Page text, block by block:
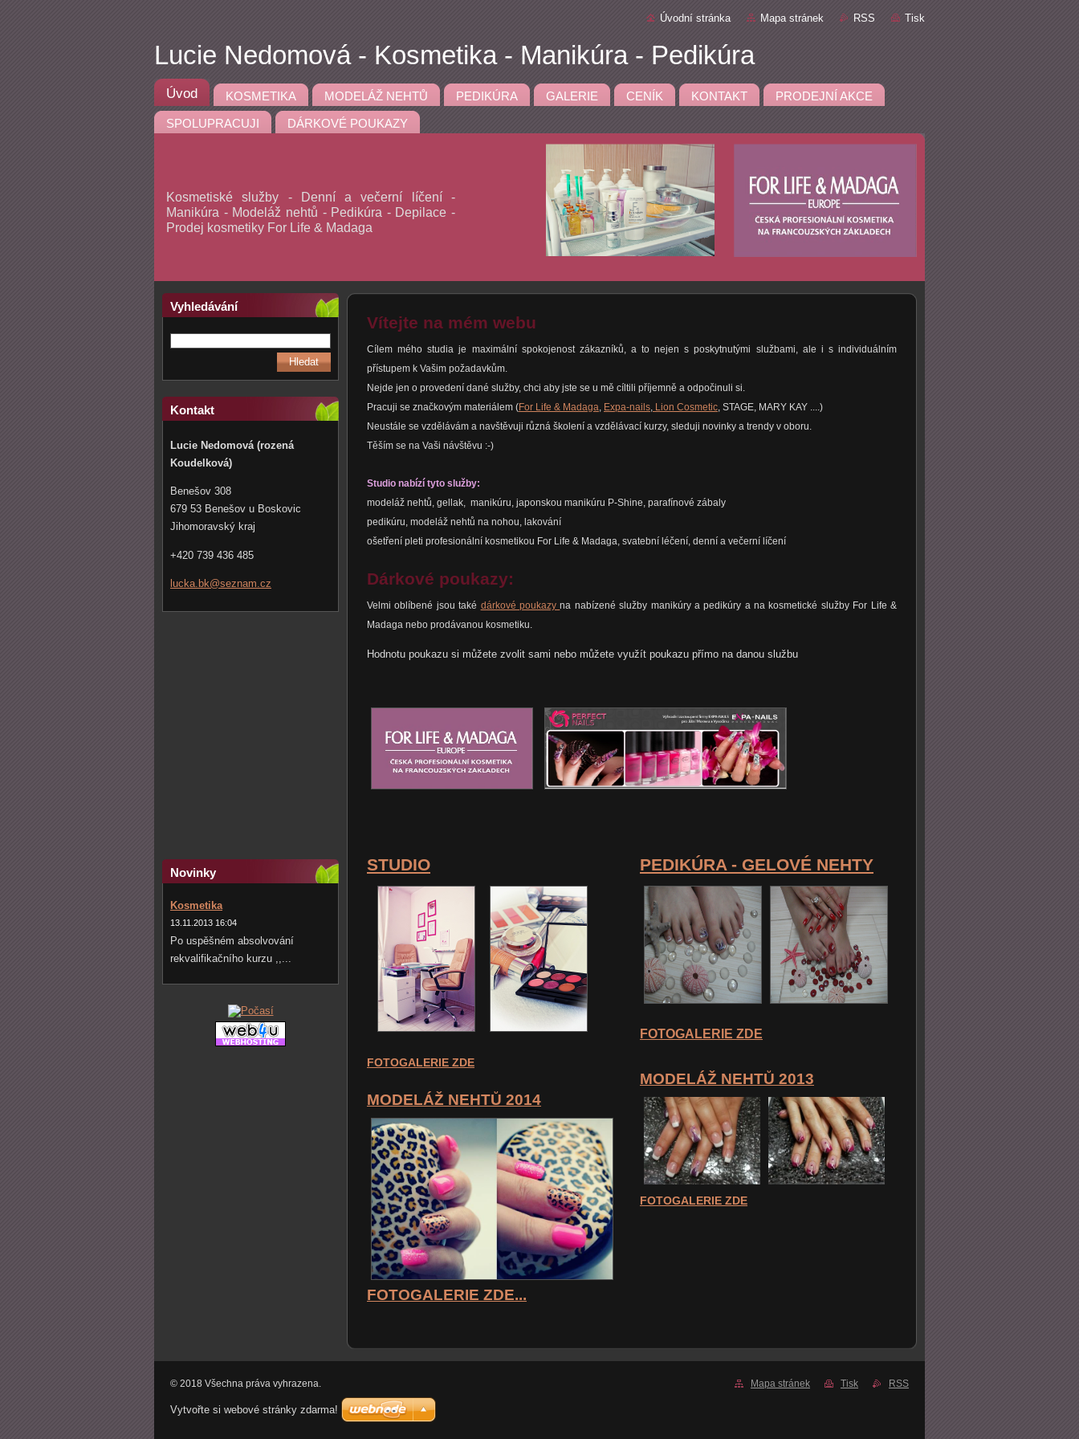
Úvodní stránka Mapa stránek RSS Tisk
Lucie Nedomová - Kosmetika - Manikúra - Pedikúra
Úvod KOSMETIKA MODELÁŽ NEHTŮ PEDIKÚRA GALERIE CENÍK KONTAKT PRODEJNÍ AKCE
SPOLUPRACUJI DÁRKOVÉ POUKAZY
Kosmetiské služby - Denní a večerní líčení -
Manikúra - Modeláž nehtů - Pedikúra - Depilace -
Prodej kosmetiky For Life & Madaga
Vyhledávání
Kontakt
Lucie Nedomová (rozená
Koudelková)
Benešov 308
679 53 Benešov u Boskovic
Jihomoravský kraj
+420 739 436 485
lucka.bk@seznam. cz
Novinky
Kosmetika
13.11.2013 16:04
Po uspěšném absolvování
rekvalifikačního kurzu ,,...
Vítejte na mém webu
Cílem mého studia je maximální spokojenost zákazníků, a to nejen s poskytnutými službami, ale i s individuálním
přístupem k Vašim požadavkům.
Nejde jen o provedení dané služby, chci aby jste se u mě cíltili příjemně a odpočinuli si.
Pracuji se značkovým materiálem (For Life & Madaga, Expa-nails, Lion Cosmetic, STAGE, MARY KAY ....)
Neustále se vzdělávám a navštěvuji různá školení a vzdělávací kurzy, sleduji novinky a trendy v oboru.
Těším se na Vaši návštěvu :-)
Studio nabízí tyto služby:
modeláž nehtů, gellak, manikúru, japonskou manikúru P-Shine, parafínové zábaly
pedikúru, modeláž nehtů na nohou, lakování
ošetření pleti profesionální kosmetikou For Life & Madaga, svatební léčení, denní a večerní líčení
Dárkové poukazy:
Velmi oblíbené jsou také dárkové poukazyna nabízené služby manikúry a pedikúry a na kosmetické služby For Life &
Madaga nebo prodávanou kosmetiku.
Hodnotu poukazu si můžete zvolit sami nebo můžete využít poukazu přímo na danou službu
STUDIO
FOTOGALERIE ZDE
MODELÁŽ NEHTŮ 2014
FOTOGALERIE ZDE...
PEDIKÚRA - GELOVÉ NEHTY
FOTOGALERIE ZDE
MODELÁŽ NEHTŮ 2013
FOTOGALERIE ZDE
Mapa stránek Tisk RSS
© 2018 Všechna práva vyhrazena.
Vytvořte si webové stránky zdarma!